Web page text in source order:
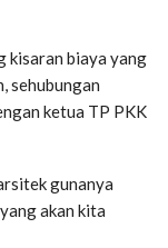
kisaran biaya yang
sehubungan
ketua TP PKK
gunanya
akan kita